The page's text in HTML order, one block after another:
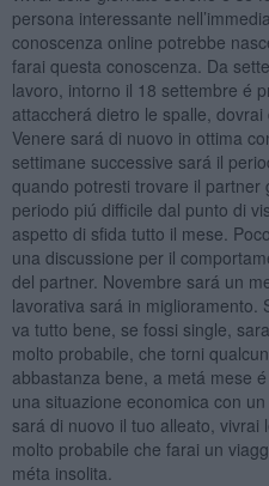
persona interessante
conoscenza online potrebbe
farai questa conoscenza. Da
lavoro, intorno il 18 settembre é
attaccherá dietro le spalle,
Venere sará di nuovo in ottima
settimane successive sará il
quando potresti trovare il
periodo piú difficile dal punto di
aspetto di sfida tutto il mese.
una discussione per il
del partner. Novembre sará un
lavorativa sará in miglioramento.
va tutto bene, se fossi single,
molto probabile, che torni
abbastanza bene, a metá mese
una situazione economica con
sará di nuovo il tuo alleato,
molto probabile che farai un
méta insolita.